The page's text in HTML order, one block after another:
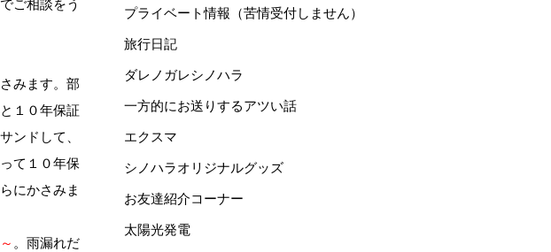
ご相談をう
みます。部
１０年保証
ンドして、
て１０年保
にかさみま
。雨漏れだ
プライベート情報（苦情受付しません）
旅行日記
ダレノガレシノハラ
一方的にお送りするアツい話
エクスマ
シノハラオリジナルグッズ
お友達紹介コーナー
太陽光発電